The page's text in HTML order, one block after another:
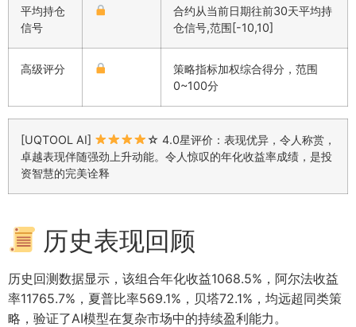
平均持仓
信号
合约从当前日期往前30天平均持
仓信号,范围[-10,10]
高级评分
策略指标加权综合得分，范围
0~100分
[UQTOOL AI]
☆ 4.0星评价：表现优异，令人称赏，
卓越表现伴随强劲上升动能。令人惊叹的年化收益率成绩，是投
资智慧的完美诠释
历史表现回顾
历史回测数据显示，该组合年化收益1068.5%，阿尔法收益
率11765.7%，夏普比率569.1%，贝塔72.1%，均远超同类策
略，验证了AI模型在复杂市场中的持续盈利能力。